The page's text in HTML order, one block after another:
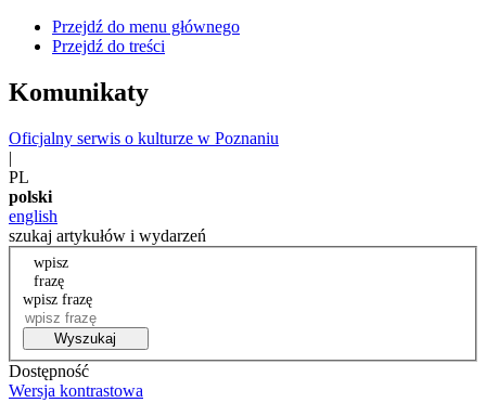
Przejdź do menu głównego
Przejdź do treści
Komunikaty
Oficjalny serwis o kulturze w Poznaniu
|
PL
polski
english
szukaj artykułów i wydarzeń
wpisz
frazę
wpisz frazę
Wyszukaj
Dostępność
Wersja kontrastowa